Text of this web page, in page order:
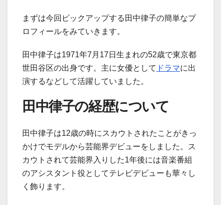
まずは今回ピックアップする田中律子の簡単なプ
ロフィールをみていきます。
田中律子は1971年7月17日生まれの52歳で東京都
世田谷区の出身です。主に女優として ドラマに出
演するなどして活躍していました。
田中律子の経歴について
田中律子は12歳の時にスカウトされたことがきっ
かけでモデルから芸能界デビューをしました。ス
カウトされて芸能界入りした1年後には音楽番組
のアシスタント役としてテレビデビューも華々し
く飾ります。